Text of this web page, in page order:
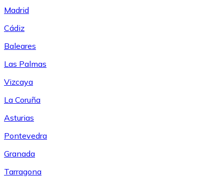
Madrid
Cádiz
Baleares
Las Palmas
Vizcaya
La Coruña
Asturias
Pontevedra
Granada
Tarragona